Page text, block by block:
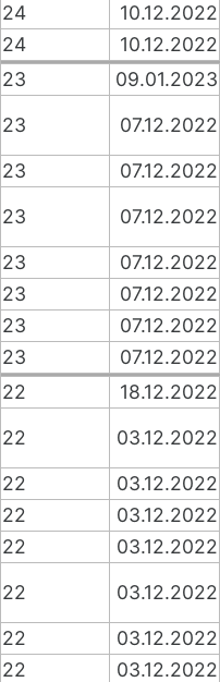
24
10.12.2022
24
10.12.2022
23
09.01.2023
23
07.12.2022
23
07.12.2022
23
07.12.2022
23
07.12.2022
23
07.12.2022
23
07.12.2022
23
07.12.2022
22
18.12.2022
22
03.12.2022
22
03.12.2022
22
03.12.2022
22
03.12.2022
22
03.12.2022
22
03.12.2022
22
03.12.2022